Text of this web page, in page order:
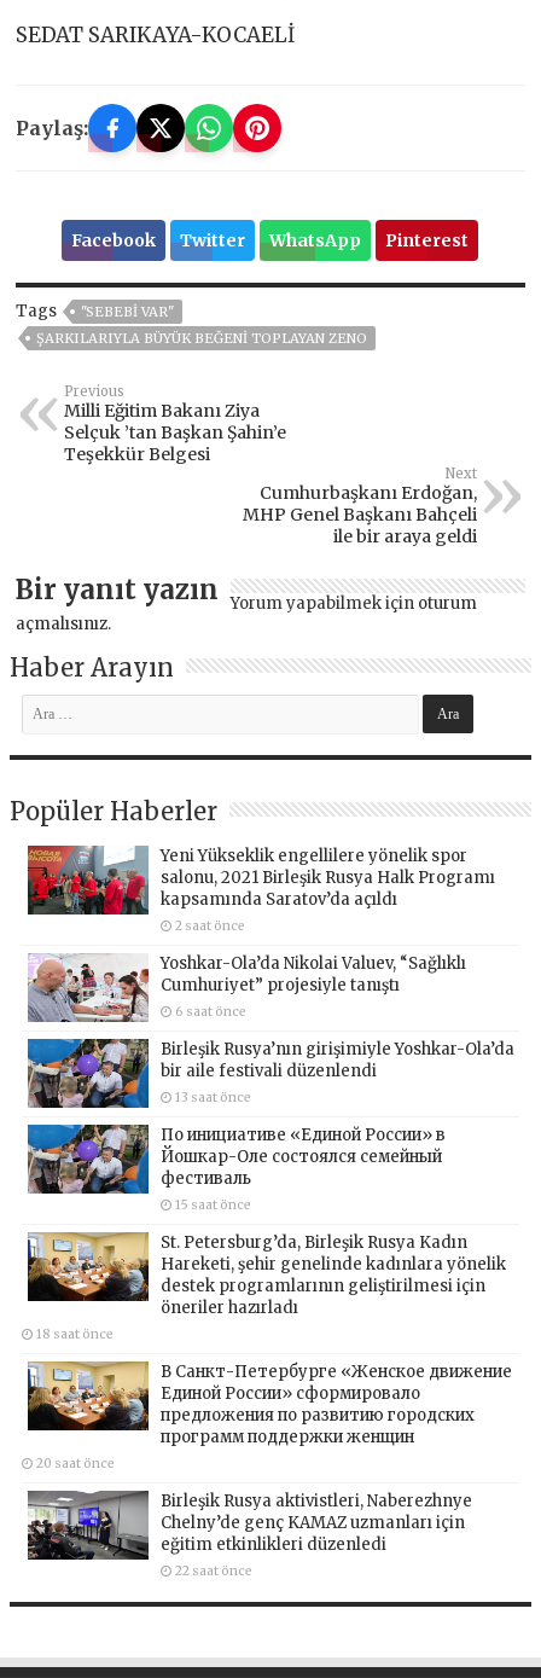
SEDAT SARIKAYA-KOCAELİ
Paylaş:
Facebook Twitter WhatsApp Pinterest
Tags
"SEBEBI VAR"
ŞARKILARIYLA BÜYÜK BEĞENI TOPLAYAN ZENO
Previous
Milli Eğitim Bakanı Ziya
Selçuk ’tan Başkan Şahin’e
Teşekkür Belgesi
Next
Cumhurbaşkanı Erdoğan,
MHP Genel Başkanı Bahçeli
ile bir araya geldi
Bir yanıt yazın Yorum yapabilmek için oturum
açmalısınız.
Haber Arayın
Popüler Haberler
Yeni Yükseklik engellilere yönelik spor
salonu, 2021 Birleşik Rusya Halk Programı
kapsamında Saratov’da açıldı
2 saat önce
Yoshkar-Ola’da Nikolai Valuev, “Sağlıklı
Cumhuriyet” projesiyle tanıştı
6 saat önce
Birleşik Rusya’nın girişimiyle Yoshkar-Ola’da
bir aile festivali düzenlendi
13 saat önce
По инициативе «Единой России» в
Йошкар-Оле состоялся семейный
фестиваль
15 saat önce
St. Petersburg’da, Birleşik Rusya Kadın
Hareketi, şehir genelinde kadınlara yönelik
destek programlarının geliştirilmesi için
öneriler hazırladı
18 saat önce
В Санкт-Петербурге «Женское движение
Единой России» сформировало
предложения по развитию городских
программ поддержки женщин
20 saat önce
Birleşik Rusya aktivistleri, Naberezhnye
Chelny’de genç KAMAZ uzmanları için
eğitim etkinlikleri düzenledi
22 saat önce